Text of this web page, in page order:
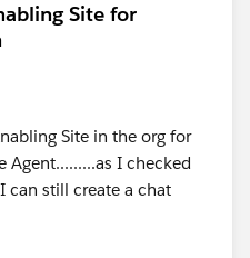
Site for
Site in the org for
Agent.........as I checked
can still create a chat